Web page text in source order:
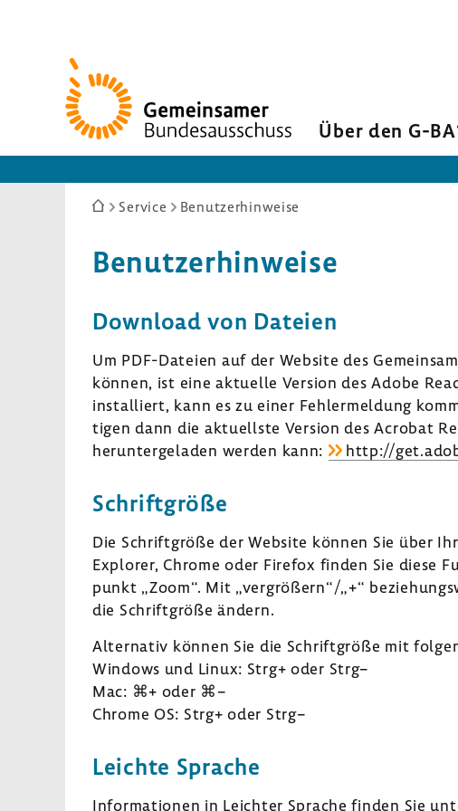
Zur
Startseite
Über den G-BA
Sie
hier:
Service Benutzerhinweise
Benut­zer­hin­weise
Down­load von Dateien
Um PDF-​Dateien auf der Website des
können, ist eine aktu­elle Version des Adobe
instal­liert, kann es zu einer Fehler­mel­dung
tigen dann die aktu­ellste Version des Acrobat
herun­ter­ge­laden werden kann:
http://
Schrift­größe
Die Schrift­größe der Website können Sie über
Explorer, Chrome oder Firefox finden Sie diese
punkt „Zoom“. Mit „vergrö­ßern“/„+“
die Schrift­größe ändern.
Alter­nativ können Sie die Schrift­größe mit
Windows und Linux: Strg+ oder Strg−
Mac: ⌘+ oder ⌘−
Chrome OS: Strg+ oder Strg−
Leichte Sprache
Infor­ma­tionen in Leichter Sprache finden Sie